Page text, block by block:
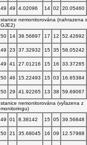
49 49 4.02096 14 02 20.05460
stanice nemonitorována (nahrazena
GJE2)
50 14 38.56897 17 12 52.42692
49 23 37.32932 15 35 58.05242
49 41 27.01216 15 16 33.37265
50 46 15.22493 15 03 16.65384
50 29 41.92265 13 38 59.69067
stanice nemonitorována (vyřazena z
monitoringu)
49 01 8.38142 15 05 39.56848
50 21 35.68045 16 09 12.57988